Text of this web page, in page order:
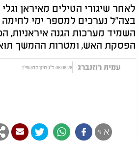
לאחר שיגורי הטילים מאיראן
בצה"ל נערכים למספר ימי לחימה
השמיד מערכות הגנה איראניות,
הפסקת האש, ומטרות ההמשך
עמית רוזנברג 08.06.26 כ"ג סיון התשפ"ו
א א